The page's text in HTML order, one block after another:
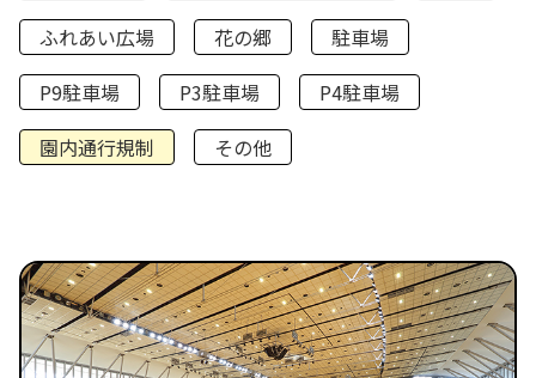
ふれあい広場
花の郷
駐車場
P9駐車場
P3駐車場
P4駐車場
園内通行規制
その他